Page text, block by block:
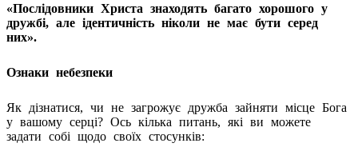
«Послідовники Христа знаходять багато хорошого у
дружбі, але ідентичність ніколи не має бути серед
них».
Ознаки небезпеки
Як дізнатися, чи не загрожує дружба зайняти місце Бога
у вашому серці? Ось кілька питань, які ви можете
задати собі щодо своїх стосунків: